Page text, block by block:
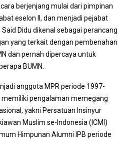
berjenjang mulai dari pimpinan
eselon II, dan menjadi pejabat
Didu dikenal sebagai perancang
yang terkait dengan pembenahan
dan pernah dipercaya untuk
BUMN.
anggota MPR periode 1997-
memiliki pengalaman memegang
yakni Persatuan Insinyur
Muslim se-Indonesia (ICMI)
Himpunan Alumni IPB periode